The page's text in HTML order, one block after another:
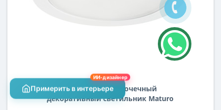
Встраиваемый точечный
декоративный светильник Maturo
Примерить в интерьере
ИИ-дизайнер